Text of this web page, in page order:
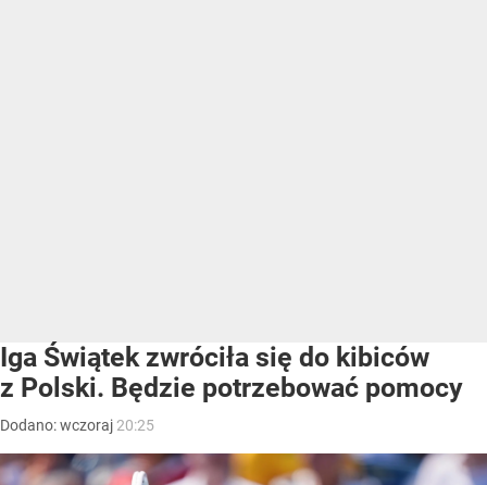
Iga Świątek zwróciła się do kibiców
z Polski. Będzie potrzebować pomocy
Dodano:wczoraj 20:25